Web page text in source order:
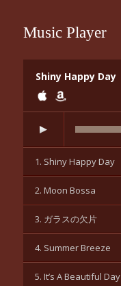
Music Player
Shiny Happy Day
1. Shiny Happy Day
2. Moon Bossa
3. ガラスの欠片
4. Summer Breeze
5. It’s A Beautiful Day